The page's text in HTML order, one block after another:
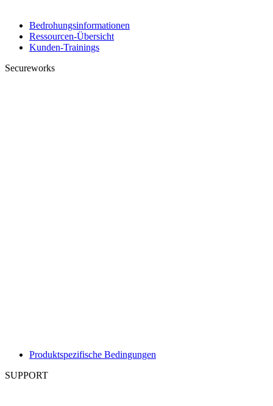
Bedrohungsinformationen
Ressourcen-Übersicht
Kunden-Trainings
Secureworks
Produktspezifische Bedingungen
SUPPORT